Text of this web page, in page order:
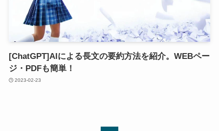
[ChatGPT]AIによる長文の要約方法を紹介。WEBペー
ジ・PDFも簡単！
2023-02-23